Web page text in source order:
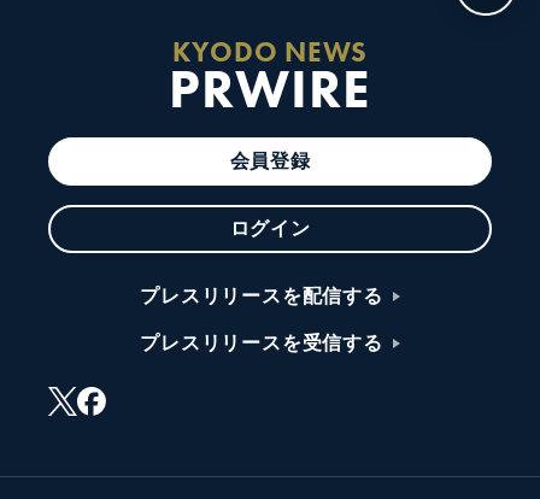
KYODO NEWS
PRWIRE
会員登録
ログイン
プレスリリースを配信する
プレスリリースを受信する